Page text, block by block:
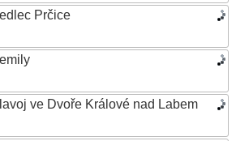
Prčice
ve Dvoře Králové nad Labem